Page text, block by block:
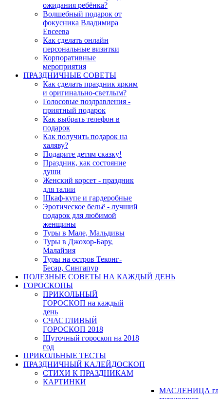
ожидания ребёнка?
Волшебный подарок от
фокусника Владимира
Евсеева
Как сделать онлайн
персональные визитки
Корпоративные
мероприятия
ПРАЗДНИЧНЫЕ СОВЕТЫ
Как сделать праздник ярким
и оригинально-светлым?
Голосовые поздравления -
приятный подарок
Как выбрать телефон в
подарок
Как получить подарок на
халяву?
Подарите детям сказку!
Праздник, как состояние
души
Женский корсет - праздник
для талии
Шкаф-купе и гардеробные
Эротическое бельё - лучший
подарок для любимой
женщины
Туры в Мале, Мальдивы
Туры в Джохор-Бару,
Малайзия
Туры на остров Теконг-
Бесар, Сингапур
ПОЛЕЗНЫЕ СОВЕТЫ НА КАЖДЫЙ ДЕНЬ
ГОРОСКОПЫ
ПРИКОЛЬНЫЙ
ГОРОСКОП на каждый
день
СЧАСТЛИВЫЙ
ГОРОСКОП 2018
Шуточный гороскоп на 2018
год
ПРИКОЛЬНЫЕ ТЕСТЫ
ПРАЗДНИЧНЫЙ КАЛЕЙДОСКОП
СТИХИ К ПРАЗДНИКАМ
КАРТИНКИ
МАСЛЕНИЦА